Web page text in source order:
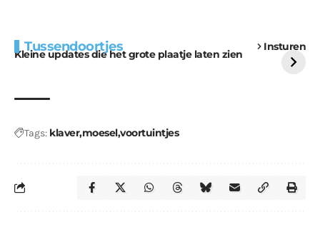
Tussendoortjes Insturen
Kleine updates die het grote plaatje laten zien
voor kabouters
uitdaging
Tags: klavermoeselvoortuintjes